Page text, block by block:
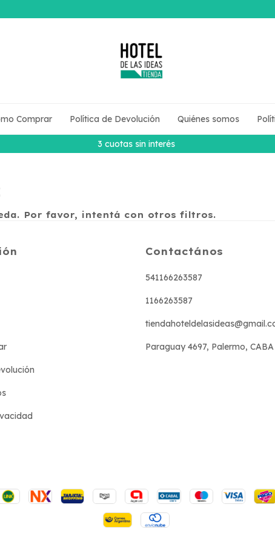
3 cuotas sin interés
Comprar Política de Devolución Quiénes somos
Por favor, intentá con otros filtros.
Contactános
541166263587
1166263587
Paraguay 4697, Palermo, CABA